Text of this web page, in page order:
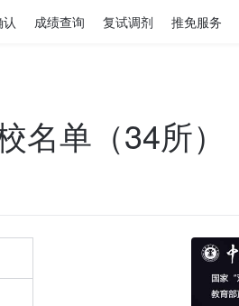
成绩查询 复试调剂 推免服务
单（34所）